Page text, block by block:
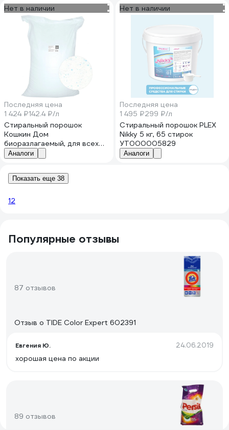
Нет в наличии
Последняя цена
1 424 ₽142.4 ₽/л
Стиральный порошок
Кошкин Дом
биоразлагаемый, для всех
видов стирки, Без запаха, 10
кг 70-01-109
Аналоги
Нет в наличии
Последняя цена
1 495 ₽299 ₽/л
Стиральный порошок PLEX
Nikky 5 кг, 65 стирок
УТ000005829
Аналоги
Показать еще 38
12
Популярные отзывы
87 отзывов
Отзыв о TIDE Color Expert 602391
Евгения Ю. 24.06.2019
хорошая цена по акции
89 отзывов